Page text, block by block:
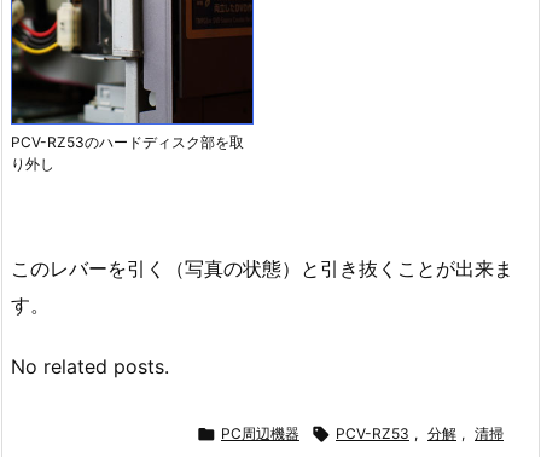
PCV-RZ53のハードディスク部を取
り外し
このレバーを引く（写真の状態）と引き抜くことが出来ま
す。
No related posts.
 PC周辺機器  PCV-RZ53 , 分解 , 清掃